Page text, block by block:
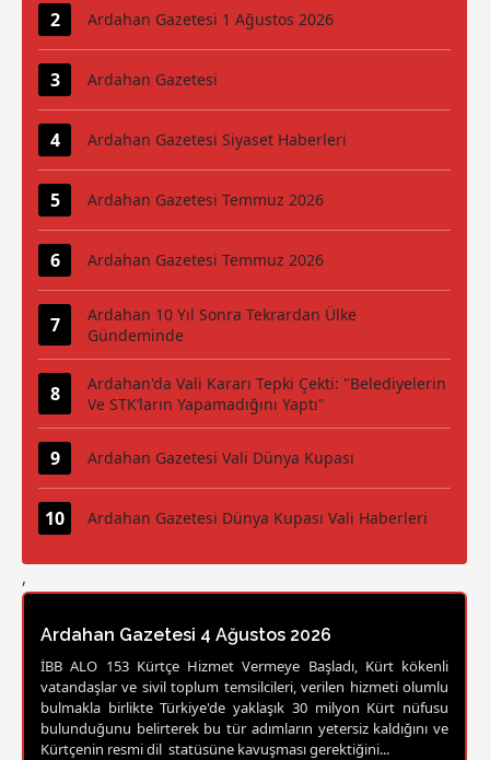
Ardahan Gazetesi 1 Ağustos 2026
Ardahan Gazetesi
Ardahan Gazetesi Siyaset Haberleri
Ardahan Gazetesi Temmuz 2026
Ardahan Gazetesi Temmuz 2026
Ardahan 10 Yıl Sonra Tekrardan Ülke
Gündeminde
Ardahan'da Vali Kararı Tepki Çekti: "Belediyelerin
Ve STK’ların Yapamadığını Yaptı"
Ardahan Gazetesi Vali Dünya Kupası
Ardahan Gazetesi Dünya Kupası Vali Haberleri
,
Ardahan Gazetesi 4 Ağustos 2026
İBB ALO 153 Kürtçe Hizmet Vermeye Başladı, Kürt kökenli
vatandaşlar ve sivil toplum temsilcileri, verilen hizmeti olumlu
bulmakla birlikte Türkiye'de yaklaşık 30 milyon Kürt nüfusu
bulunduğunu belirterek bu tür adımların yetersiz kaldığını ve
Kürtçenin resmi dil statüsüne kavuşması gerektiğini...